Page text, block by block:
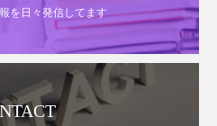
を日々発信してます